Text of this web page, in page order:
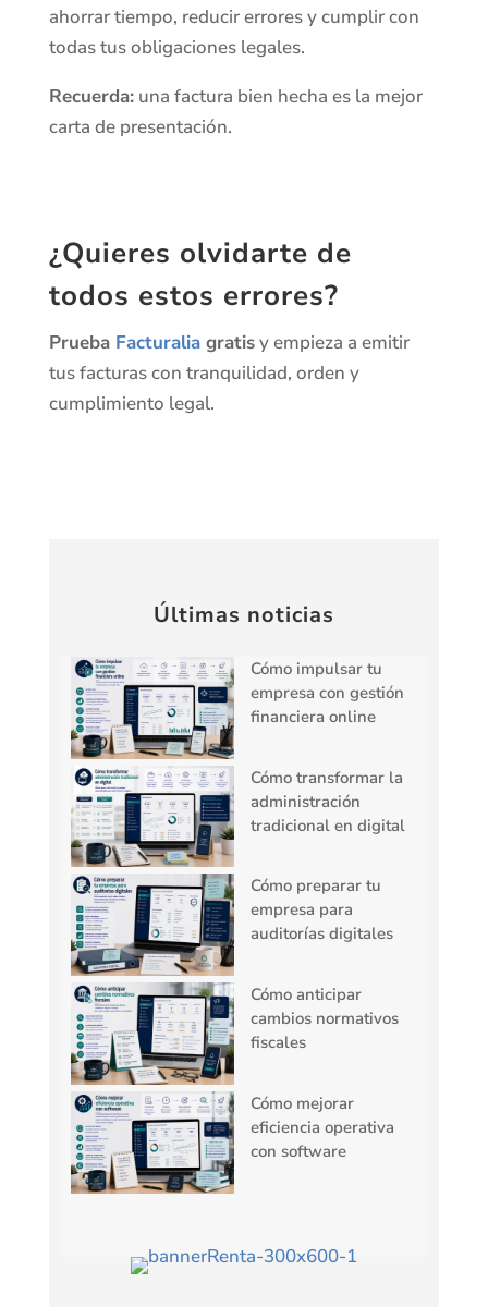
ahorrar tiempo, reducir errores y cumplir con
todas tus obligaciones legales.
Recuerda:una factura bien hecha es la mejor
carta de presentación.
¿Quieres olvidarte de
todos estos errores?
Prueba Facturaliagratisy empieza a emitir
tus facturas con tranquilidad, orden y
cumplimiento legal.
Últimas noticias
Cómo impulsar tu
empresa con gestión
financiera online
Cómo transformar la
administración
tradicional en digital
Cómo preparar tu
empresa para
auditorías digitales
Cómo anticipar
cambios normativos
fiscales
Cómo mejorar
eficiencia operativa
con software